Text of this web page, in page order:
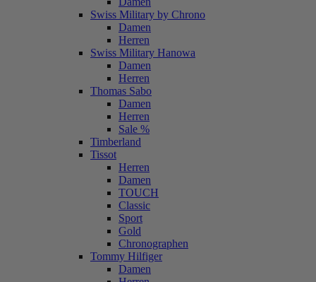
Swiss Military by Chrono
Damen
Herren
Swiss Military Hanowa
Damen
Herren
Thomas Sabo
Damen
Herren
Sale %
Timberland
Tissot
Herren
Damen
TOUCH
Classic
Sport
Gold
Chronographen
Tommy Hilfiger
Damen